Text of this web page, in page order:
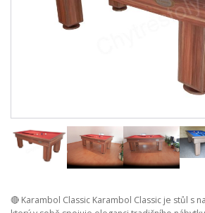
🔴 Karambol Classic Karambol Classic je stůl s